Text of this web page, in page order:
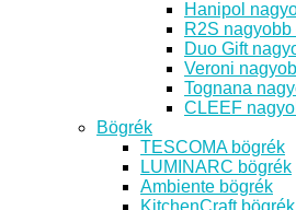
Hanipol
R2S
Duo Gift
Veroni
Tognana
CLEEF
Bögrék
TESCOMA bögrék
LUMINARC bögrék
Ambiente bögrék
KitchenCraft bögrék